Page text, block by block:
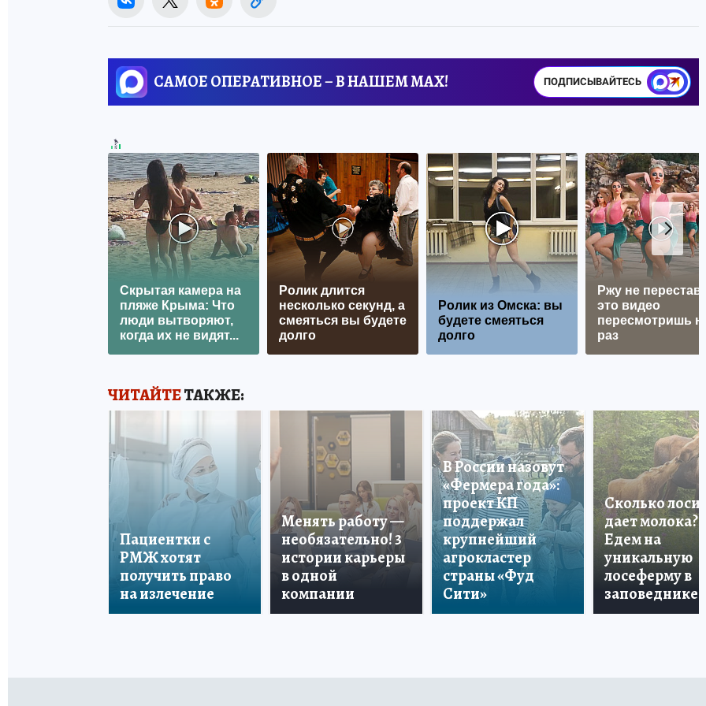
САМОЕ ОПЕРАТИВНОЕ – В НАШЕМ MAX! ПОДПИСЫВАЙТЕСЬ
Скрытая камера на
пляже Крыма: Что
люди вытворяют,
когда их не видят...
Ролик длится
несколько секунд, а
смеяться вы будете
долго
Ролик из Омска: вы
будете смеяться
долго
Ржу не
это видео
пересмотришь не
раз
ЧИТАЙТЕТАКЖЕ:
Пациентки с
РМЖ хотят
получить право
на излечение
Менять работу —
необязательно! 3
истории карьеры
в одной
компании
В России назовут
«Фермера года»:
проект КП
поддержал
крупнейший
агрокластер
страны «Фуд
Сити»
Сколько лосиха
дает молока?
Едем на
уникальную
лосеферму в
заповеднике!